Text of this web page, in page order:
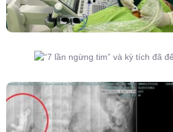
Người Bệnh
Kết Hợp Tán Sỏi Qua Da Và